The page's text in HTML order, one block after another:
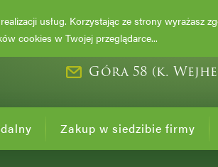
Góra 58 (k.
Zakup w siedzibie firmy
usług. Korzystając ze strony wyrażasz
cookies w Twojej przeglądarce...